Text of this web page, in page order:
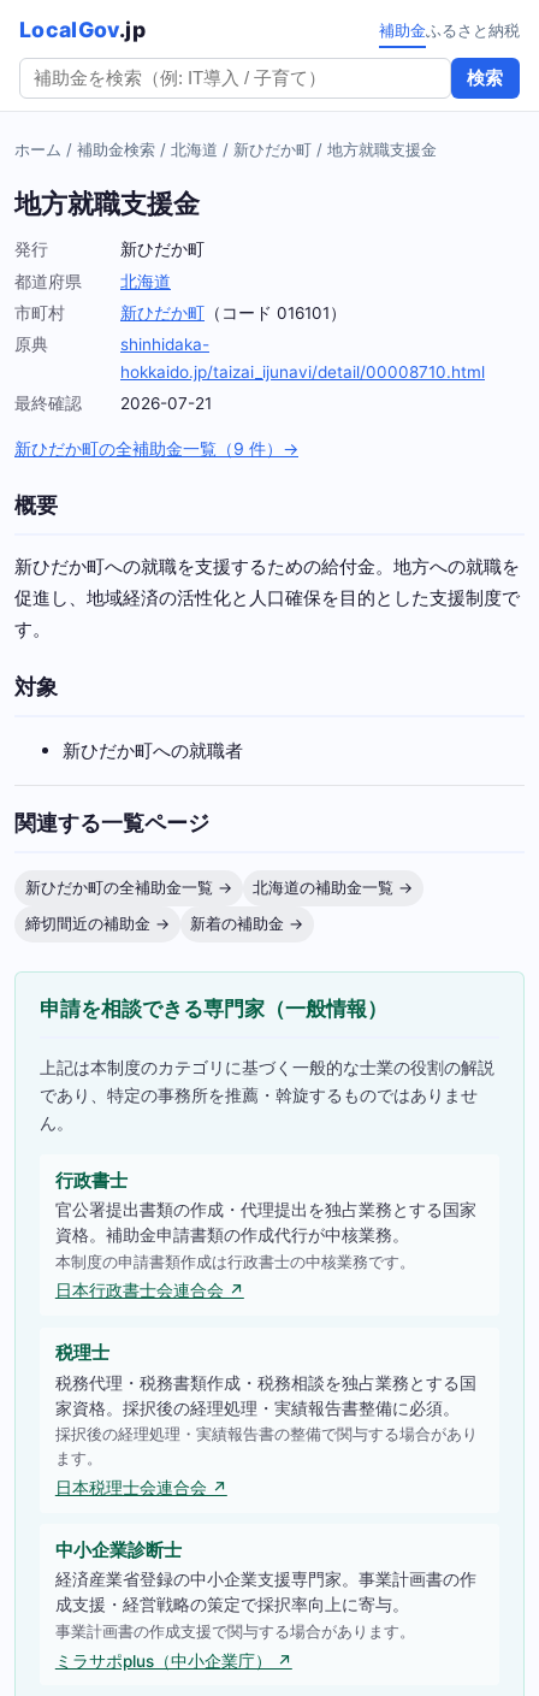
LocalGov.jp
検索
補助金ふるさと納税
ホーム / 補助金検索 / 北海道 / 新ひだか町 / 地方就職支援金
地方就職支援金
発行
新ひだか町
都道府県
北海道
市町村
新ひだか町 （コード 016101）
原典
shinhidaka-
hokkaido.jp/taizai_ijunavi/detail/00008710.html
最終確認
2026-07-21
新ひだか町の全補助金一覧（9 件）→
概要
新ひだか町への就職を支援するための給付金。地方への就職を
促進し、地域経済の活性化と人口確保を目的とした支援制度で
す。
対象
新ひだか町への就職者
関連する一覧ページ
新ひだか町の全補助金一覧 →
北海道の補助金一覧 →
締切間近の補助金 →
新着の補助金 →
申請を相談できる専門家（一般情報）
上記は本制度のカテゴリに基づく一般的な士業の役割の解説
であり、特定の事務所を推薦・斡旋するものではありませ
ん。
行政書士
官公署提出書類の作成・代理提出を独占業務とする国家
資格。補助金申請書類の作成代行が中核業務。
本制度の申請書類作成は行政書士の中核業務です。
日本行政書士会連合会 ↗
税理士
税務代理・税務書類作成・税務相談を独占業務とする国
家資格。採択後の経理処理・実績報告書整備に必須。
採択後の経理処理・実績報告書の整備で関与する場合があり
ます。
日本税理士会連合会 ↗
中小企業診断士
経済産業省登録の中小企業支援専門家。事業計画書の作
成支援・経営戦略の策定で採択率向上に寄与。
事業計画書の作成支援で関与する場合があります。
ミラサポplus（中小企業庁） ↗